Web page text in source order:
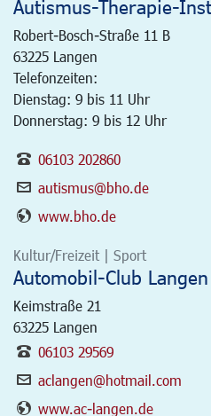
Autismus-Therapie-
Robert-Bosch-Straße 11 B
63225 Langen
Telefonzeiten:
Dienstag: 9 bis 11 Uhr
Donnerstag: 9 bis 12 Uhr
06103 202860
autismus@bho.de
www.bho.de
Kultur/Freizeit | Sport
Automobil-Club
Keimstraße 21
63225 Langen
06103 29569
aclangen@hotmail.com
www.ac-langen.de